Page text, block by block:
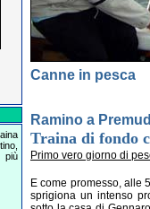
Canne in pesca
Ramino a
Traina di fondo
Primo vero giorno di
E come promesso, alle
sprigiona un intenso